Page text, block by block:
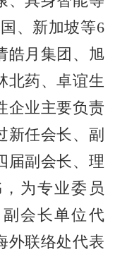
、新加坡等6
皓月集团、旭
北药、卓谊生
企业主要负责
新任会长、副
届副会长、理
为专业委员
会长单位代
外联络处代表